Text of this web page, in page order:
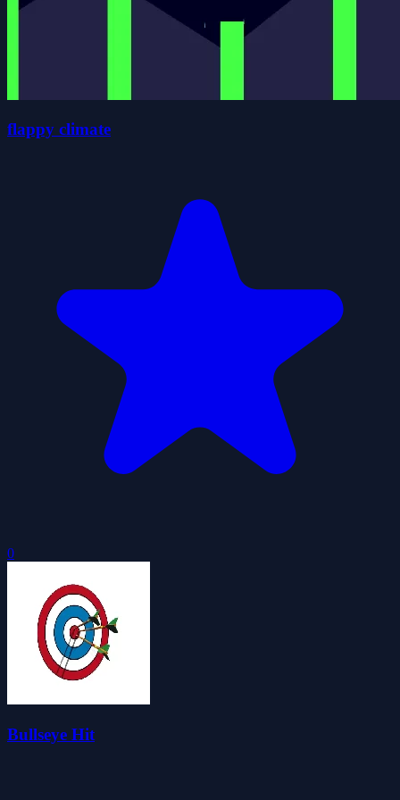
flappy climate
0
Bullseye Hit